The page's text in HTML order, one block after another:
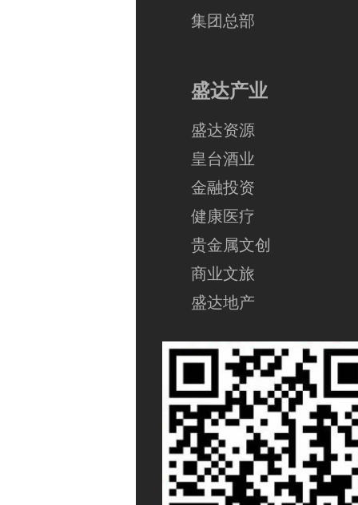
集团总部
盛达产业
盛达资源
皇台酒业
金融投资
健康医疗
贵金属文创
商业文旅
盛达地产